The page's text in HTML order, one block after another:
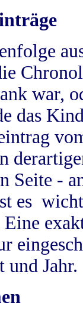
war,
das
Seite -
es
und Jahr.